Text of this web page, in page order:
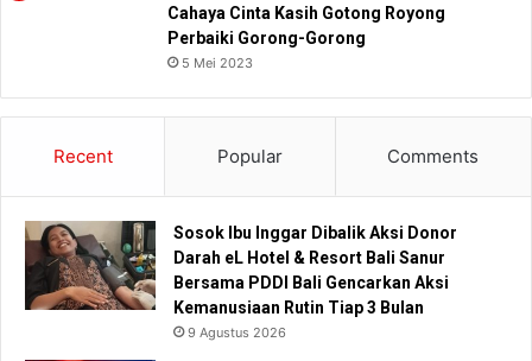
Cahaya Cinta Kasih Gotong Royong
Perbaiki Gorong-Gorong
5 Mei 2023
Recent Popular Comments
Sosok Ibu Inggar Dibalik Aksi Donor
Darah eL Hotel & Resort Bali Sanur
Bersama PDDI Bali Gencarkan Aksi
Kemanusiaan Rutin Tiap 3 Bulan
9 Agustus 2026